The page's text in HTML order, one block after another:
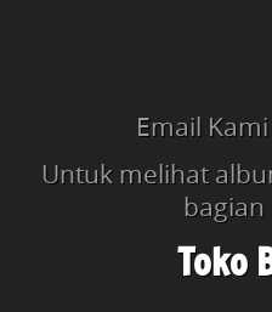
Email
Untuk melihat
Toko